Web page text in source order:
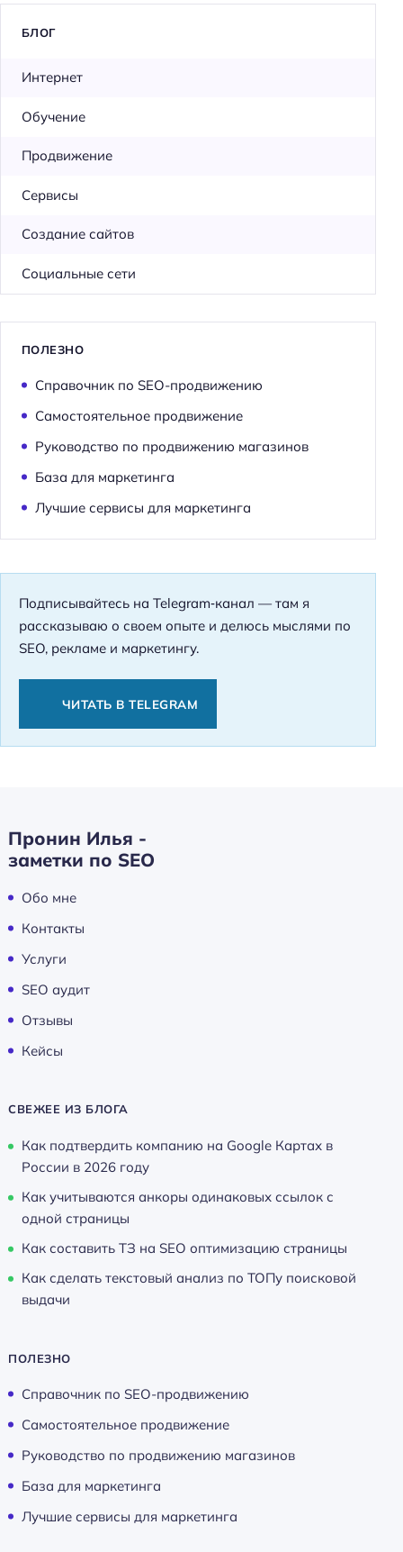
БЛОГ
Интернет
Обучение
Продвижение
Сервисы
Создание сайтов
Социальные сети
ПОЛЕЗНО
Справочник по SEO-продвижению
Самостоятельное продвижение
Руководство по продвижению магазинов
База для маркетинга
Лучшие сервисы для маркетинга
Подписывайтесь на Telegram‑канал — там я
рассказываю о своем опыте и делюсь мыслями по
SEO, рекламе и маркетингу.
ЧИТАТЬ В TELEGRAM
Пронин Илья -
заметки по SEO
Обо мне
Контакты
Услуги
SEO аудит
Отзывы
Кейсы
СВЕЖЕЕ ИЗ БЛОГА
Как подтвердить компанию на Google Картах в
России в 2026 году
Как учитываются анкоры одинаковых ссылок с
одной страницы
Как составить ТЗ на SEO оптимизацию страницы
Как сделать текстовый анализ по ТОПу поисковой
выдачи
ПОЛЕЗНО
Справочник по SEO-продвижению
Самостоятельное продвижение
Руководство по продвижению магазинов
База для маркетинга
Лучшие сервисы для маркетинга